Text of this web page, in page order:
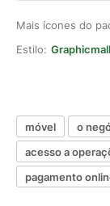
Mais ícones do
Estilo:
móvel o
acesso a
pagamento